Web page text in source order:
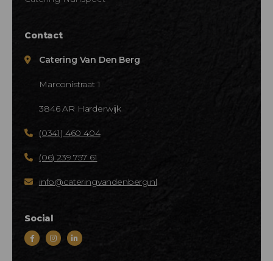
Contact
Catering Van Den Berg
Marconistraat 1
3846 AR Harderwijk
(0341) 460 404
(06) 239 757 61
info@cateringvandenberg.nl
Social